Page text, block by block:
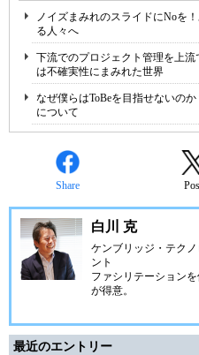
ノイズまみれのスライドにNoを
る人々へ
下流でのプロジェクト管理を上
は不確実性にまみれた世界
なぜ僕らはToBeを目指せないの
について
Share
白川 克
ケンブリッジ・テク
ント
ファシリテーション
が得意。
最近のエントリー